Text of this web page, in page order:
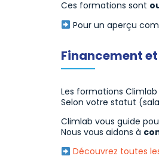
Ces formations sont
Pour un aperçu
Financement
Les formations
Selon votre statut
Climlab vous guide
Nous vous aidons à
Découvrez toutes